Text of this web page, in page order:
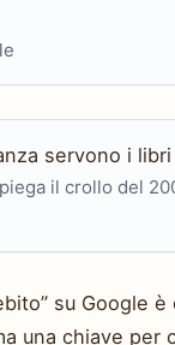
servono i
il crollo del
su Google è
una chiave per